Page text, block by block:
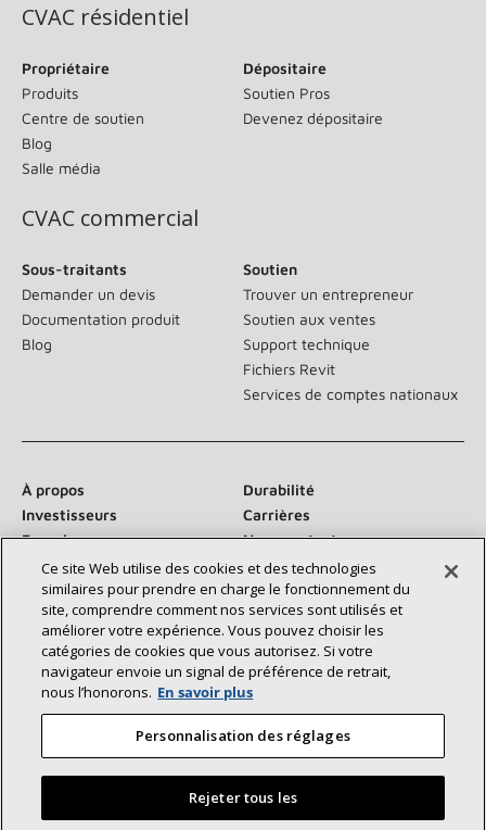
CVAC résidentiel
Propriétaire
Produits
Centre de soutien
Blog
Salle média
Dépositaire
Soutien Pros
Devenez dépositaire
CVAC commercial
Sous-traitants
Demander un devis
Documentation produit
Blog
Soutien
Trouver un entrepreneur
Soutien aux ventes
Support technique
Fichiers Revit
Services de comptes nationaux
À propos
Durabilité
Investisseurs
Carrières
Fournisseurs
Nous contacter
Salle de presse
Communiquez avec nous :
©2026 Lennox International Inc.
Ce site Web utilise des cookies et des technologies
similaires pour prendre en charge le fonctionnement du
site, comprendre comment nos services sont utilisés et
améliorer votre expérience. Vous pouvez choisir les
catégories de cookies que vous autorisez. Si votre
navigateur envoie un signal de préférence de retrait,
nous l’honorons. En savoir plus
Personnalisation des réglages
Rejeter tous les